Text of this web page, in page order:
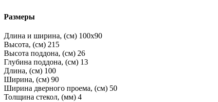
Размеры
Длина и ширина, (см) 100x90
Высота, (см) 215
Высота поддона, (см) 26
Глубина поддона, (см) 13
Длина, (см) 100
Ширина, (см) 90
Ширина дверного проема, (см) 50
Толщина стекол, (мм) 4